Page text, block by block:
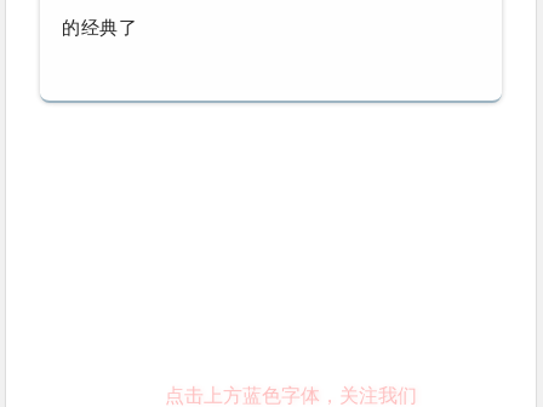
的经典了
点击上方蓝色字体，关注我们